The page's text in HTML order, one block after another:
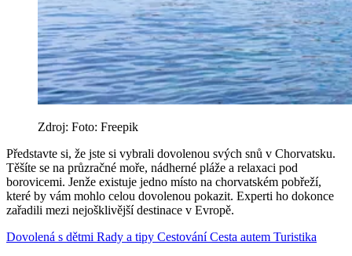
Zdroj: Foto: Freepik
Představte si, že jste si vybrali dovolenou svých snů v Chorvatsku.
Těšíte se na průzračné moře, nádherné pláže a relaxaci pod
borovicemi. Jenže existuje jedno místo na chorvatském pobřeží,
které by vám mohlo celou dovolenou pokazit. Experti ho dokonce
zařadili mezi nejošklivější destinace v Evropě.
Dovolená s dětmi Rady a tipy CestováníCesta autem Turistika